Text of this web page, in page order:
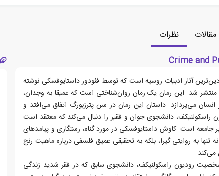
مقالات
نظرات
آثار ادبیات روسیه است که توسط فئودور داستایوفسکی نوشته
شد و اولین بار در سال 1866 منتشر شد. این رمان یک رمان روان‌شناختی است که عمیقا به وجدان،
انسان می‌پردازد. داستان این رمان در سن پترزبورگ اتفاق می‌افتد و
راسکولنیکف، دانشجوی جوان و فقیر را دنبال می‌کند که معتقد است
بر جامعه است. کاوش داستایوفسکی در مورد گناه، رستگاری و پیامدهای
تنها به روایتی گیرا، بلکه به تحقیقی عمیق فلسفی درباره ماهیت رنج
می‌کند.
رودیون راسکولنیکف، دانشجوی سابق که در فقر شدید زندگی